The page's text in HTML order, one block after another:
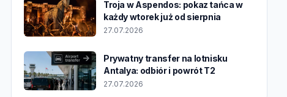
Troja w Aspendos: pokaz tańca w
każdy wtorek już od sierpnia
27.07.2026
Prywatny transfer na lotnisku
Antalya: odbiór i powrót T2
27.07.2026